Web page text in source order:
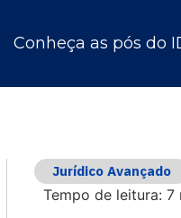
Conheça as pós do
Jurídico Avançado
Tempo de leitura: 7